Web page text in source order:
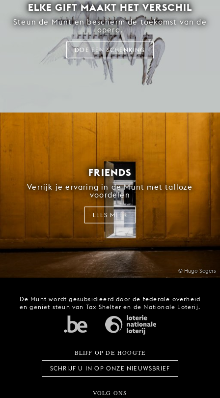
ELKE GIFT MAAKT HET VERSCHIL
Steun de Munt en bescherm de toekomst van de
opera.
DOE EEN SCHENKING
© Hugo Segers
FRIENDS
Verrijk je ervaring in de Munt met talloze
voordelen
LEES MEER
De Munt wordt gesubsidieerd door de federale overheid
en geniet steun van Tax Shelter en de Nationale Loterij.
BLIJF OP DE HOOGTE
SCHRIJF U IN OP ONZE NIEUWSBRIEF
VOLG ONS